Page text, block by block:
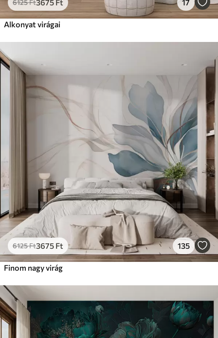
6125Ft3675 Ft 17
Alkonyat virágai
6125Ft3675 Ft 135
Finom nagy virág